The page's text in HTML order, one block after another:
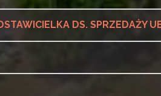
DS. SPRZEDAŻY